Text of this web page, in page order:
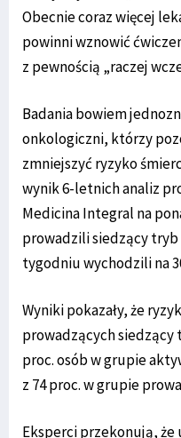
Obecnie coraz więcej
powinni wznowić
z pewnością „raczej
Badania bowiem
onkologiczni, którzy
zmniejszyć ryzyko
wynik 6-letnich analiz
Medicina Integral na
prowadzili siedzący tryb
tygodniu wychodzili na
Wyniki pokazały, że
prowadzących siedzący
proc. osób w grupie
z 74 proc. w grupie
Eksperci przekonują, że